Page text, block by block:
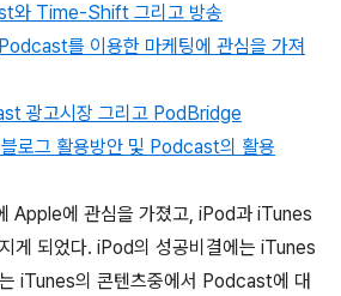
Time-Shift 그리고 방송
를 이용한 마케팅에 관심을 가져
광고시장 그리고 PodBridge
로그 활용방안 및 Podcast의 활용
Apple에 관심을 가졌고, iPod과 iTunes
게 되었다. iPod의 성공비결에는 iTunes
iTunes의 콘텐츠중에서 Podcast에 대